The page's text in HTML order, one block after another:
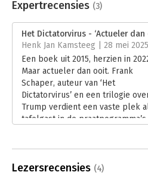
zoals Napoleon dat was in de 19e
eeuw. De geschiedenis herhaalt
geschiedenis. Maar dan net even
is zelfstandig leiderschapstrainer
van zeven boeken, waaronder
(2009).
Uitgever:
Scriptum
Verschijningsdatum:
13-10-2022
Hoofdrubriek: Mens en
Expertrecensies (3)
Het Dictatorvirus - ‘Actueler dan
Henk Jan Kamsteeg | 28 mei 2025
Een boek uit 2015, herzien in
Maar actueler dan ooit. Frank
Schaper, auteur van ‘Het
Dictatorvirus’ en een trilogie
Trump verdient een vaste plek
tafelgast in de
Lees verder
Lezersrecensies (4)